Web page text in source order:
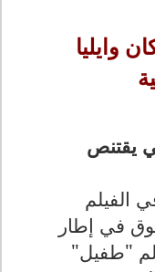
وايليا
يقتنص
الفيلم
في إطار
"طفيل"